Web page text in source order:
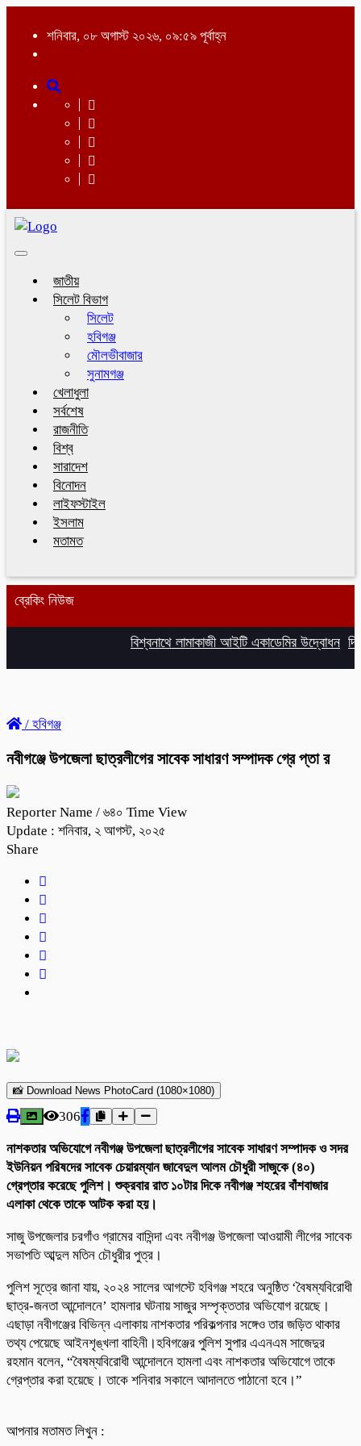
শনিবার, ০৮ অগাস্ট ২০২৬, ০৯:৫৯ পূর্বাহ্ন
Toggle
জাতীয়
সিলেট বিভাগ
সিলেট
হবিগঞ্জ
মৌলভীবাজার
সুনামগঞ্জ
খেলাধুলা
সর্বশেষ
রাজনীতি
বিশ্ব
সারাদেশ
বিনোদন
লাইফস্টাইল
ইসলাম
মতামত
ব্রেকিং নিউজ
বিশ্বনাথে লামাকাজী আইটি একাডেমির উদ্বোধন
/ হবিগঞ্জ
নবীগঞ্জে উপজেলা ছাত্রলীগের সাবেক সাধারণ সম্পাদক গ্রে প্তা র
Reporter Name / ৬৪০ Time View
Update : শনিবার, ২ আগস্ট, ২০২৫
Share
📸 Download News PhotoCard (1080×1080)
306
নাশকতার অভিযোগে নবীগঞ্জ উপজেলা ছাত্রলীগের সাবেক সাধারণ সম্পাদক ও সদর
ইউনিয়ন পরিষদের সাবেক চেয়ারম্যান জাবেদুল আলম চৌধুরী সাজুকে (৪০)
গ্রেপ্তার করেছে পুলিশ। শুক্রবার রাত ১০টার দিকে নবীগঞ্জ শহরের বাঁশবাজার
এলাকা থেকে তাকে আটক করা হয়।
সাজু উপজেলার চরগাঁও গ্রামের বাসিন্দা এবং নবীগঞ্জ উপজেলা আওয়ামী লীগের সাবেক
সভাপতি আব্দুল মতিন চৌধুরীর পুত্র।
পুলিশ সূত্রে জানা যায়, ২০২৪ সালের আগস্টে হবিগঞ্জ শহরে অনুষ্ঠিত ‘বৈষম্যবিরোধী
ছাত্র-জনতা আন্দোলনে’ হামলার ঘটনায় সাজুর সম্পৃক্ততার অভিযোগ রয়েছে।
এছাড়া নবীগঞ্জের বিভিন্ন এলাকায় নাশকতার পরিকল্পনার সঙ্গেও তার জড়িত থাকার
তথ্য পেয়েছে আইনশৃঙ্খলা বাহিনী।হবিগঞ্জের পুলিশ সুপার এএনএম সাজেদুর
রহমান বলেন, “বৈষম্যবিরোধী আন্দোলনে হামলা এবং নাশকতার অভিযোগে তাকে
গ্রেপ্তার করা হয়েছে। তাকে শনিবার সকালে আদালতে পাঠানো হবে।”
আপনার মতামত লিখুন :